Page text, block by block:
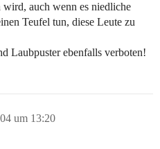
wird, auch wenn es niedliche
Teufel tun, diese Leute zu
Laubpuster ebenfalls verboten!
um 13:20